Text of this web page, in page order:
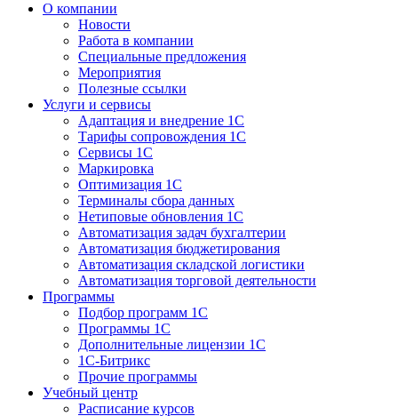
О компании
Новости
Работа в компании
Специальные предложения
Мероприятия
Полезные ссылки
Услуги и сервисы
Адаптация и внедрение 1С
Тарифы сопровождения 1С
Сервисы 1С
Маркировка
Оптимизация 1С
Терминалы сбора данных
Нетиповые обновления 1С
Автоматизация задач бухгалтерии
Автоматизация бюджетирования
Автоматизация складской логистики
Автоматизация торговой деятельности
Программы
Подбор программ 1С
Программы 1С
Дополнительные лицензии 1С
1С-Битрикс
Прочие программы
Учебный центр
Расписание курсов